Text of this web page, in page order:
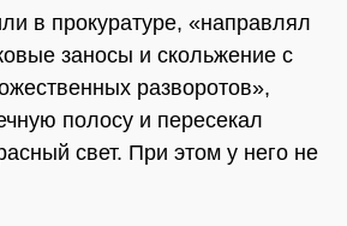
в прокуратуре, «направлял
заносы и скольжение с
разворотов»,
полосу и пересекал
свет. При этом у него не